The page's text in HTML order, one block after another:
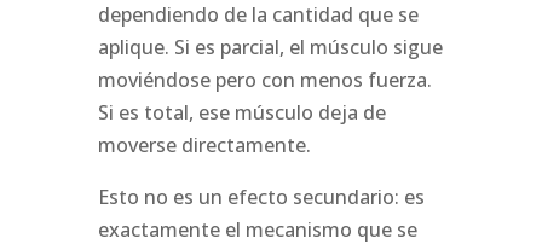
dependiendo de la cantidad que se
aplique. Si es parcial, el músculo sigue
moviéndose pero con menos fuerza.
Si es total, ese músculo deja de
moverse directamente.
Esto no es un efecto secundario: es
exactamente el mecanismo que se